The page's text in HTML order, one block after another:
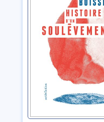
Boissier, Laurence